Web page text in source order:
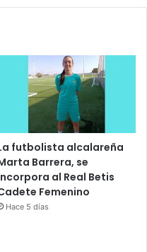
futbolista alcalareña
Barrera, se
al Real Betis
Femenino
Hace 5 días